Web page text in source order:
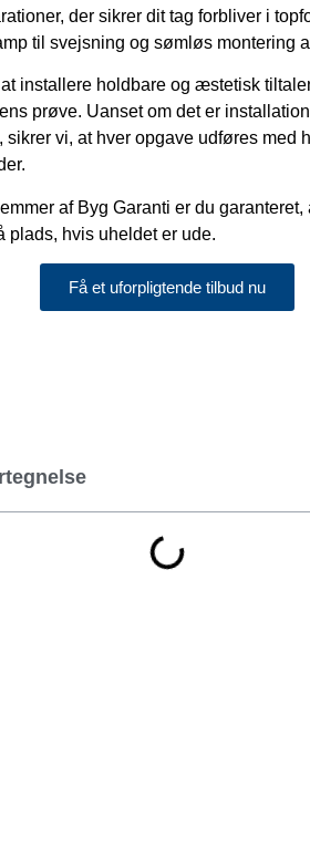
der sikrer dit tag forbliver i
til svejsning og sømløs montering
installere holdbare og æstetisk
prøve. Uanset om det er
vi, at hver opgave udføres med
af Byg Garanti er du
plads, hvis uheldet er ude.
Få et uforpligtende tilbud nu